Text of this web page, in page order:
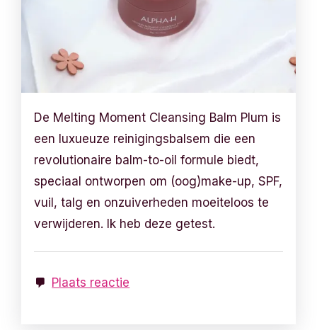
De Melting Moment Cleansing Balm Plum is
een luxueuze reinigingsbalsem die een
revolutionaire balm-to-oil formule biedt,
speciaal ontworpen om (oog)make-up, SPF,
vuil, talg en onzuiverheden moeiteloos te
verwijderen. Ik heb deze getest.
Plaats reactie